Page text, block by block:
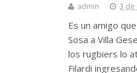
admin 3 de
Es un amigo
Sosa a Villa
los rugbiers lo
Filardi